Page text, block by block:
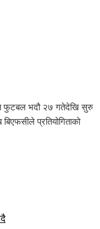
फुटबल भदौ २७ गतेदेखि सुरु
प्रतियोगिताको